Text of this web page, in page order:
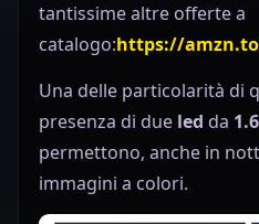
tantissime altre offerte a
catalogo:https://
Una delle particolarità di
presenza di due led da
permettono, anche in
immagini a colori.